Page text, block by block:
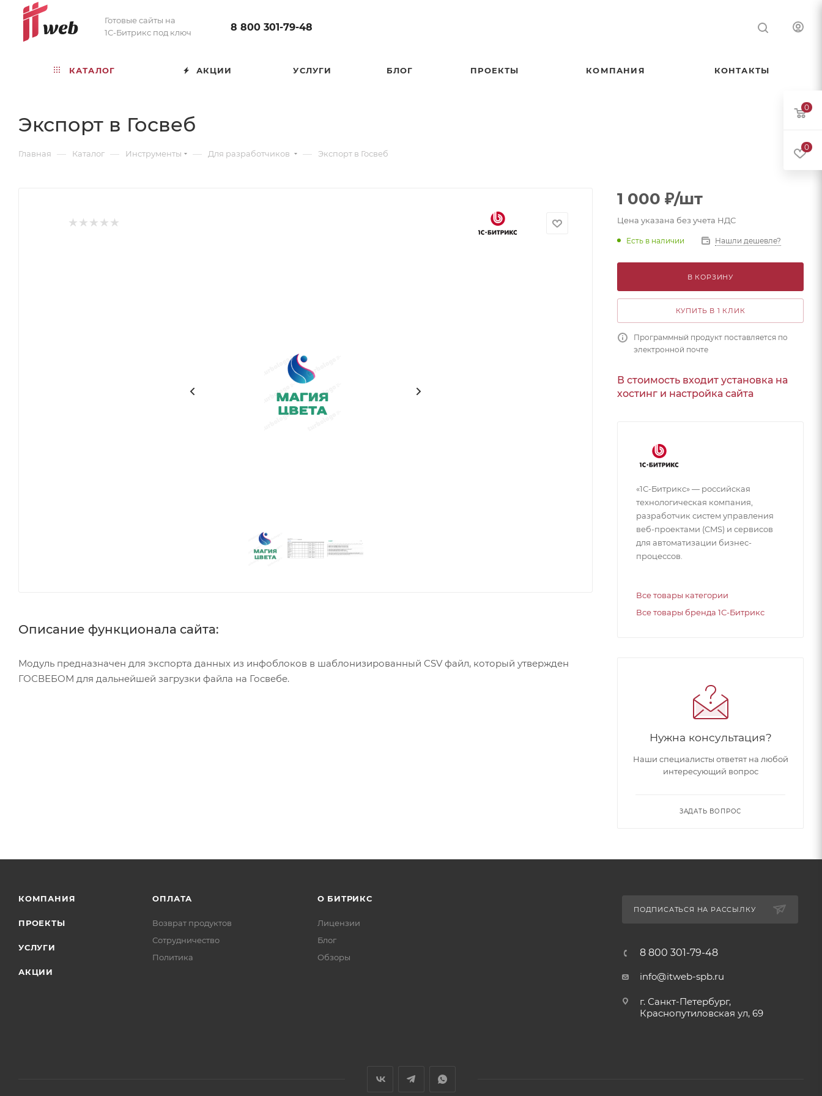
Готовые сайты на
1С-Битрикс под ключ
8 800 301-79-48
КАТАЛОГ АКЦИИ УСЛУГИ БЛОГ ПРОЕКТЫ КОМПАНИЯ КОНТАКТЫ
Экспорт в Госвеб
Главная — Каталог — Инструменты — Для разработчиков — Экспорт в Госвеб
Описание функционала сайта:
Модуль предназначен для экспорта данных из инфоблоков в шаблонизированный CSV файл, который утвержден
ГОСВЕБОМ для дальнейшей загрузки файла на Госвебе.
1 000 ₽/шт
Цена указана без учета НДС
Есть в наличии Нашли дешевле?
В КОРЗИНУ
КУПИТЬ В 1 КЛИК
Программный продукт поставляется по
электронной почте
В стоимость входит установка на
хостинг и настройка сайта
«1С-Битрикс» — российская
технологическая компания,
разработчик систем управления
веб-проектами (CMS) и сервисов
для автоматизации бизнес-
процессов.
Все товары категории
Все товары бренда 1С-Битрикс
Нужна консультация?
Наши специалисты ответят на любой
интересующий вопрос
ЗАДАТЬ ВОПРОС
КОМПАНИЯ
ПРОЕКТЫ
УСЛУГИ
АКЦИИ
ОПЛАТА
Возврат продуктов
Сотрудничество
Политика
О БИТРИКС
Лицензии
Блог
Обзоры
ПОДПИСАТЬСЯ НА РАССЫЛКУ
8 800 301-79-48
info@itweb-spb.ru
г. Санкт-Петербург,
Краснопутиловская ул, 69
0
0